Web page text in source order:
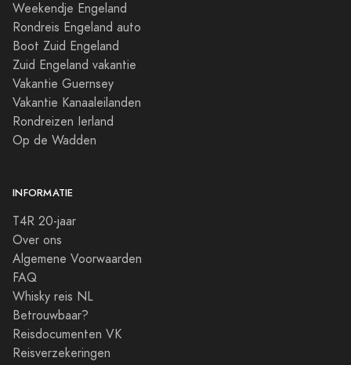
Weekendje Engeland
Rondreis Engeland auto
Boot Zuid Engeland
Zuid Engeland vakantie
Vakantie Guernsey
Vakantie Kanaaleilanden
Rondreizen Ierland
Op de Wadden
INFORMATIE
T4R 20-jaar
Over ons
Algemene Voorwaarden
FAQ
Whisky reis NL
Betrouwbaar?
Reisdocumenten VK
Reisverzekeringen